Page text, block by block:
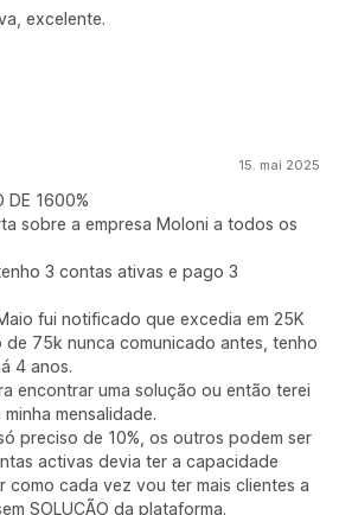
excelente.
15. mai 2025
DE 1600%
sobre a empresa Moloni a todos os
3 contas ativas e pago 3
fui notificado que excedia em 25K
de 75k nunca comunicado antes, tenho
4 anos.
encontrar uma solução ou então terei
mensalidade.
preciso de 10%, os outros podem ser
activas devia ter a capacidade
como cada vez vou ter mais clientes a
SOLUÇÃO da plataforma.